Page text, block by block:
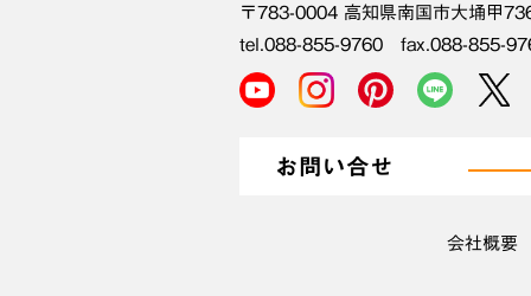
〒783-0004 高知県南国市大埇甲
tel.088-855-9760 fax.088-855-
お問い合せ
会社概要